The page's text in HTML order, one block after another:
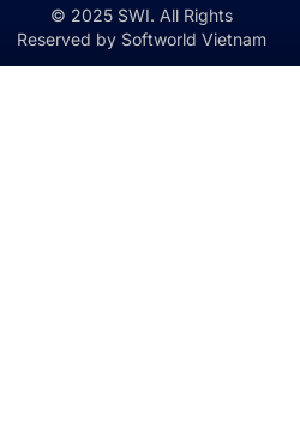
© 2025 SWI. All Rights
Reserved by Softworld Vietnam